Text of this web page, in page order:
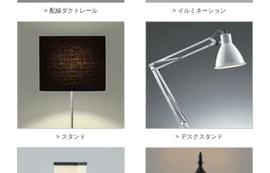
> 配線ダクトレール > イルミネーション
> スタンド > デスクスタンド